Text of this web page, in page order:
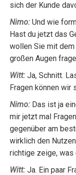
sich der Kunde
Nimo: Und wie
Hast du jetzt das
wollen Sie mit dem
großen Augen
Witt: Ja, Schnitt.
Fragen können wir
Nimo: Das ist ja
mir jetzt mal
gegenüber am
wirklich den
richtige zeige, was
Witt: Ja. Ein paar